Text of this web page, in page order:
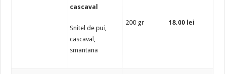
cascaval
Snitel de pui,
cascaval,
smantana
200 gr 18.00 lei